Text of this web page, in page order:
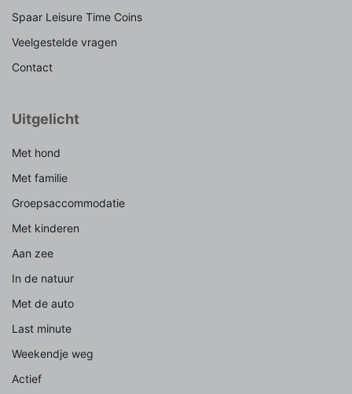
Spaar Leisure Time Coins
Veelgestelde vragen
Contact
Uitgelicht
Met hond
Met familie
Groepsaccommodatie
Met kinderen
Aan zee
In de natuur
Met de auto
Last minute
Weekendje weg
Actief